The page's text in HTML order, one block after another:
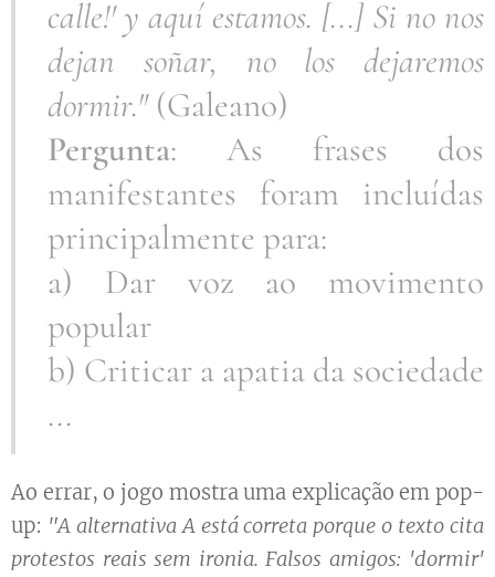
calle!' y aquí estamos. [...] Si no nos
dejan soñar, no los dejaremos
dormir."(Galeano)
Pergunta: As frases dos
manifestantes foram incluídas
principalmente para:
a) Dar voz ao movimento
popular
b) Criticar a apatia da sociedade
...
Ao errar, o jogo mostra uma explicação em pop-
up: "A alternativa A está correta porque o texto cita
protestos reais sem ironia. Falsos amigos: 'dormir'